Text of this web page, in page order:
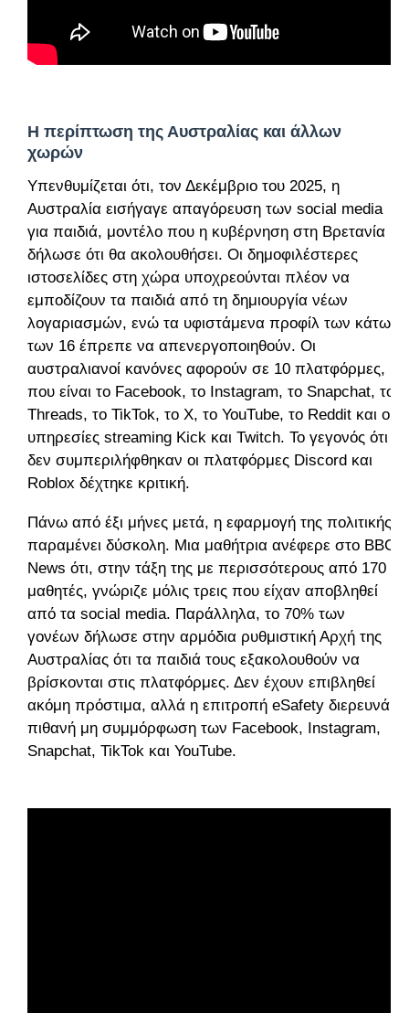
Η περίπτωση της Αυστραλίας και άλλων
χωρών
Υπενθυμίζεται ότι, τον Δεκέμβριο του 2025, η
Αυστραλία εισήγαγε απαγόρευση των social media
για παιδιά, μοντέλο που η κυβέρνηση στη Βρετανία
δήλωσε ότι θα ακολουθήσει. Οι δημοφιλέστερες
ιστοσελίδες στη χώρα υποχρεούνται πλέον να
εμποδίζουν τα παιδιά από τη δημιουργία νέων
λογαριασμών, ενώ τα υφιστάμενα προφίλ των κάτω
των 16 έπρεπε να απενεργοποιηθούν. Οι
αυστραλιανοί κανόνες αφορούν σε 10 πλατφόρμες,
που είναι το Facebook, το Instagram, το Snapchat, το
Threads, το TikTok, το X, το YouTube, το Reddit και οι
υπηρεσίες streaming Kick και Twitch. Το γεγονός ότι
δεν συμπεριλήφθηκαν οι πλατφόρμες Discord και
Roblox δέχτηκε κριτική.
Πάνω από έξι μήνες μετά, η εφαρμογή της πολιτικής
παραμένει δύσκολη. Μια μαθήτρια ανέφερε στο BBC
News ότι, στην τάξη της με περισσότερους από 170
μαθητές, γνώριζε μόλις τρεις που είχαν αποβληθεί
από τα social media. Παράλληλα, το 70% των
γονέων δήλωσε στην αρμόδια ρυθμιστική Αρχή της
Αυστραλίας ότι τα παιδιά τους εξακολουθούν να
βρίσκονται στις πλατφόρμες. Δεν έχουν επιβληθεί
ακόμη πρόστιμα, αλλά η επιτροπή eSafety διερευνά
πιθανή μη συμμόρφωση των Facebook, Instagram,
Snapchat, TikTok και YouTube.